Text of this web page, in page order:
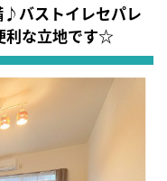
バストイレセパレ
利な立地です☆